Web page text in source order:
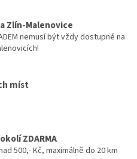
p
r
v
v
u
Zlín-Malenovice
nemusí být vždy dostupné na
míst
ZDARMA
500,- Kč, maximálně do 20 km